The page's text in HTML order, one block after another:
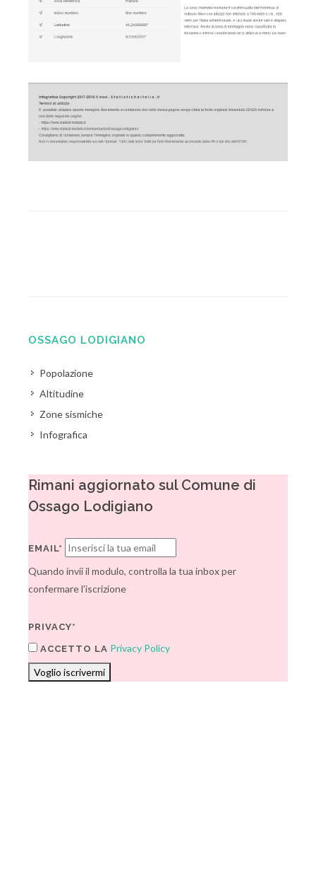
OSSAGO LODIGIANO
Popolazione
Altitudine
Zone sismiche
Infografica
Rimani aggiornato sul Comune di
Ossago Lodigiano
EMAIL*
Quando invii il modulo, controlla la tua inbox per
confermare l'iscrizione
PRIVACY*
ACCETTO LA Privacy Policy
Voglio iscrivermi